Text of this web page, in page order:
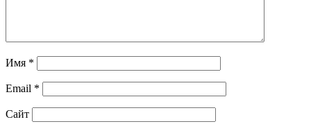
Имя *
Email *
Сайт